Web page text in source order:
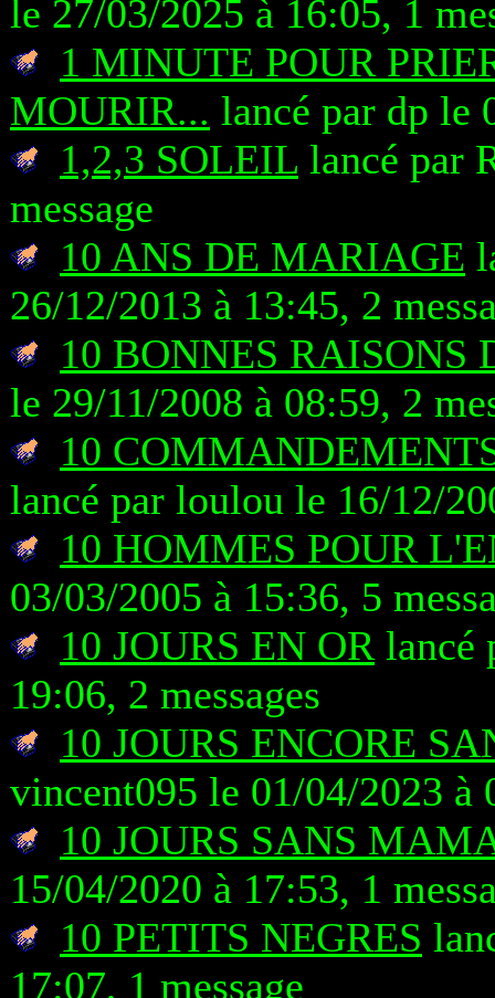
le 27/03/2025 à 16:05, 1
1 MINUTE POUR
MOURIR... lancé par dp le
1,2,3 SOLEIL lancé par
message
10 ANS DE MARIAGE
26/12/2013 à 13:45, 2
10 BONNES RAISONS
le 29/11/2008 à 08:59, 2
10
lancé par loulou le 16/12/
10 HOMMES POUR
03/03/2005 à 15:36, 5
10 JOURS EN OR lancé
19:06, 2 messages
10 JOURS ENCORE
vincent095 le 01/04/2023 à
10 JOURS SANS
15/04/2020 à 17:53, 1
10 PETITS NEGRES
17:07, 1 message